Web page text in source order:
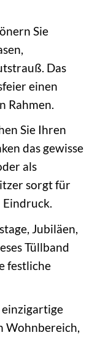
Sie
Das
einen
Rahmen.
Sie Ihren
das gewisse
als
sorgt für
Jubiläen,
Tüllband
festliche
einzigartige
Wohnbereich,